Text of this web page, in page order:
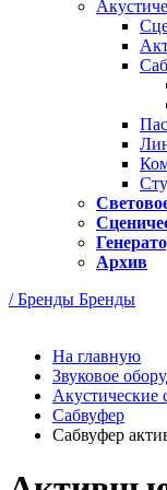
Архив
/ Бренды Бренды
На главную
Звуковое
Акустические
Сабвуфер
Сабвуфер